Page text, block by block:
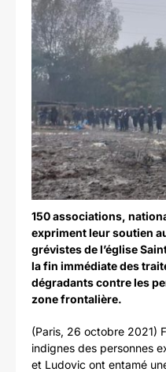
l'image
agrandie
150 associations,
expriment leur soutien
grévistes de l’église
la fin immédiate des
dégradants contre les
zone frontalière.
(Paris, 26 octobre 2021)
indignes des personnes
et Ludovic ont entamé